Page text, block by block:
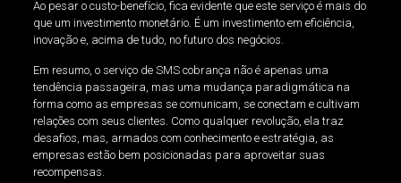
Ao pesar o custo-benefício, fica evidente que este serviço é mais do
que um investimento monetário. É um investimento em eficiência,
inovação e, acima de tudo, no futuro dos negócios.
Em resumo, o serviço de SMS cobrança não é apenas uma
tendência passageira, mas uma mudança paradigmática na
forma como as empresas se comunicam, se conectam e cultivam
relações com seus clientes. Como qualquer revolução, ela traz
desafios, mas, armados com conhecimento e estratégia, as
empresas estão bem posicionadas para aproveitar suas
recompensas.